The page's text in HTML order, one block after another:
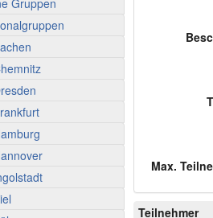
Gruppen
Max.
Teilnehmer